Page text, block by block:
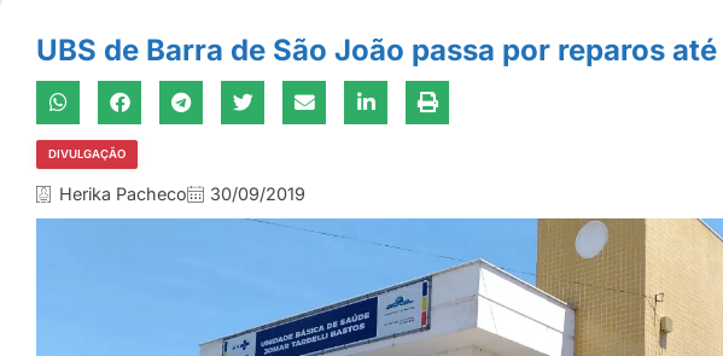
UBS de Barra de São João passa por reparos
DIVULGAÇÃO
Herika Pacheco 30/09/2019